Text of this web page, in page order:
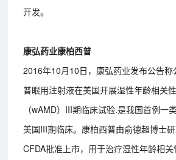
开发。
康弘药业康柏西普
2016年10月10日，康弘药业发布公告
普眼用注射液在美国开展湿性年龄相关
（wAMD）III期临床试验.是我国首例一
美国III期临床。康柏西普由俞德超博士
CFDA批准上市，用于治疗湿性年龄相关